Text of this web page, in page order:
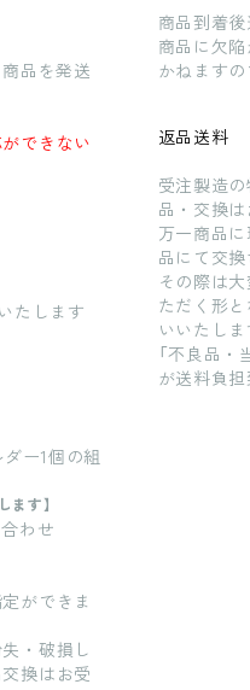
品を発送
できない
たします
ー1個の組
す】
わせ
ができま
・破損し
換はお受
商品到着
商品に欠
かねますの
返品送料
受注製造
品・交換は
万一商品
品にて交換
その際は
ただく形
いいたしま
「不良品
が送料負担